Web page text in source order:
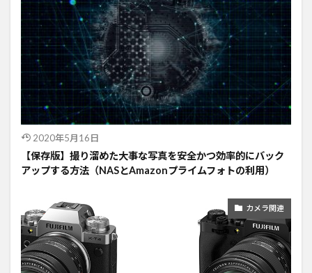
2020年5月16日
【保存版】撮り溜めた大事な写真を安全かつ効率的にバック
アップする方法（NASとAmazonプライムフォトの利用）
カメラ関連